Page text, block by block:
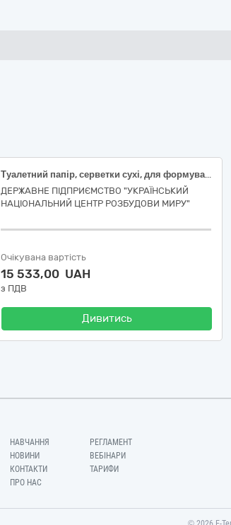
Туалетний папір, серветки сухі, для формування пакунків речами для задоволення основних (базових) потреб осіб, які були позбавлені свободи внаслідок збройної агресії російської федерації проти України, після їх звільнення для забезпечення проведення протокольного заходу
ДЕРЖАВНЕ ПІДПРИЄМСТВО "УКРАЇНСЬКИЙ
НАЦІОНАЛЬНИЙ ЦЕНТР РОЗБУДОВИ МИРУ"
Очікувана вартість
15 533,00 UAH
з ПДВ
Дивитись
НАВЧАННЯ
НОВИНИ
КОНТАКТИ
ПРО НАС
РЕГЛАМЕНТ
ВЕБІНАРИ
ТАРИФИ